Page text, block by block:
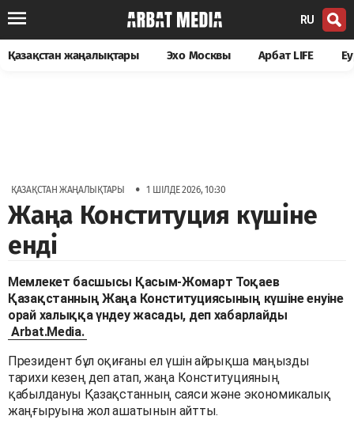
RU
Қазақстан жаңалықтары Эхо Москвы Арбат LIFE
ҚАЗАҚСТАН ЖАҢАЛЫҚТАРЫ • 1 ШІЛДЕ 2026, 10:30
Жаңа Конституция күшіне
енді
Мемлекет басшысы Қасым-Жомарт Тоқаев
Қазақстанның Жаңа Конституциясының күшіне енуіне
орай халыққа үндеу жасады, деп хабарлайды
Arbat.Media.
Президент бұл оқиғаны ел үшін айрықша маңызды
тарихи кезең деп атап, жаңа Конституцияның
қабылдануы Қазақстанның саяси және экономикалық
жаңғыруына жол ашатынын айтты.